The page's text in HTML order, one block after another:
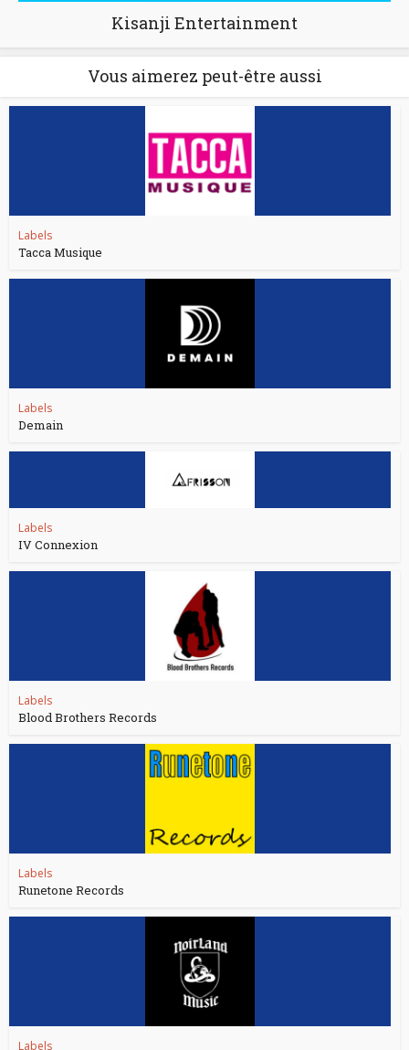
Kisanji Entertainment
Vous aimerez peut-être aussi
Labels
Tacca Musique
Labels
Demain
Labels
IV Connexion
Labels
Blood Brothers Records
Labels
Runetone Records
Labels